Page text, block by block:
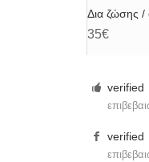
Δια ζώσης /
35€
verified
verified